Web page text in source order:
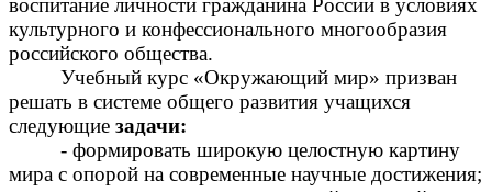
воспитание личности гражданина России в условиях
культурного и конфессионального многообразия
российского общества.
Учебный курс «Окружающий мир» призван
решать в системе общего развития учащихся
следующие задачи:
- формировать широкую целостную картину
мира с опорой на современные научные достижения;